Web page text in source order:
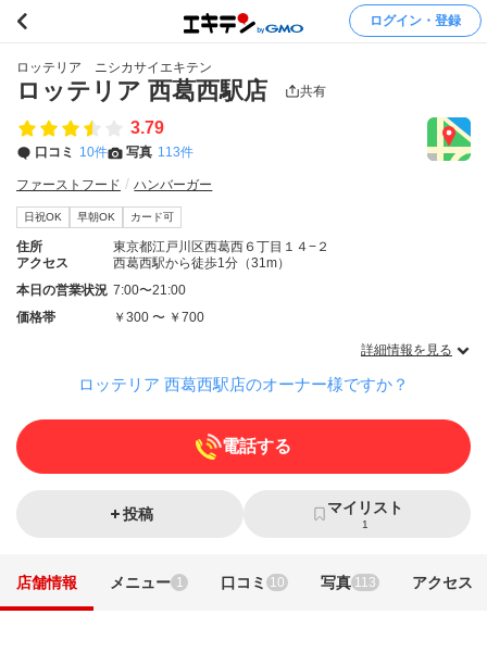
ログイン・登録
ロッテリア ニシカサイエキテン
ロッテリア 西葛西駅店 共有
3.79
口コミ 10件 写真 113件
ファーストフード ハンバーガー
日祝OK 早朝OK カード可
住所
東京都江戸川区西葛西６丁目１４−２
アクセス
西葛西駅から徒歩1分（31m）
本日の営業状況 7:00〜21:00
価格帯
￥300 〜 ￥700
詳細情報を見る
ロッテリア 西葛西駅店のオーナー様ですか？
電話する
投稿 マイリスト
1
店舗情報 メニュー 1 口コミ 10 写真 113 アクセス